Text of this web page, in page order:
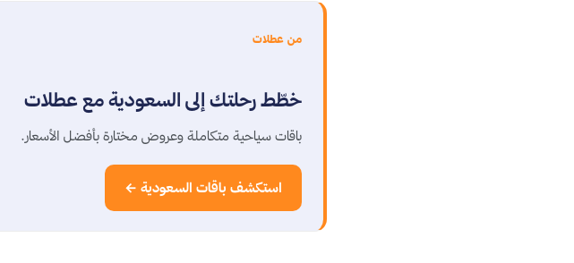
من عطلات
خطّط رحلتك إلى السعودية مع عطلات
باقات سياحية متكاملة وعروض مختارة بأفضل الأسعار.
استكشف باقات السعودية ←